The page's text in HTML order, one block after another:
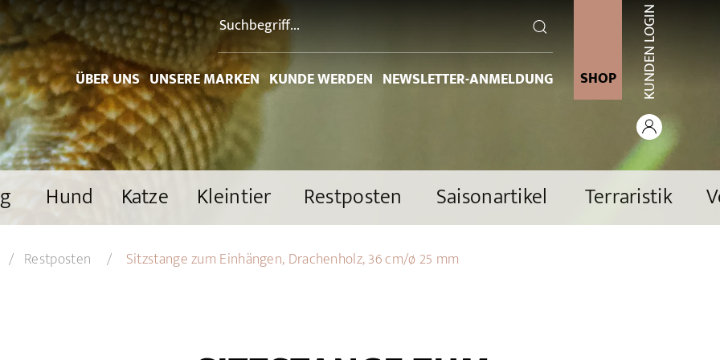
ÜBER UNS UNSERE MARKEN KUNDE WERDEN NEWSLETTER-ANMELDUNG SHOP KUNDEN LOGIN
Hund Katze Kleintier Restposten Saisonartikel Terraristik
Restposten Sitzstange zum Einhängen, Drachenholz, 36 cm/ø 25 mm